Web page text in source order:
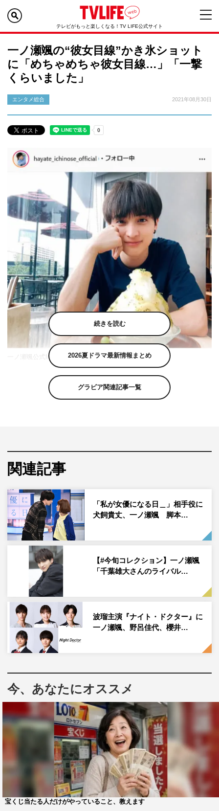
テレビがもっと楽しくなる！TV LIFE公式サイト
一ノ瀬颯の“彼女目線”かき氷ショット
に「めちゃめちゃ彼女目線…」「一撃
くらいました」
エンタメ総合 2021年08月30日
一ノ瀬颯公式Instagram（hayate_ichinose_official）より
一ノ瀬颯が8月29日（日）に自身のInstagramを更新し、写
真を公開した。
っていいですか？」「かき氷美味しそう！ めちゃめちゃ
彼女目線… かっこよすぎる颯くん」「目うるうるすぎて
る？？？盛りだくさんのかき氷だ～！！！美味しそう」
「かき氷が大きいの？颯くんの顔が小さすぎるの？」「か
き氷フルーツいっぱいで美味しそうですね～！机のあとつ
いてるのなんかかわいいです」などのコメントが寄せられ
ている。
一ノ瀬颯公式Instagram：
https://www.instagram.com/hayate_ichinose_official/
続きを読む
2026夏ドラマ最新情報まとめ
グラビア関連記事一覧
一ノ瀬颯
関連記事
「私が女優になる日＿」相手役に
犬飼貴丈、一ノ瀬颯 脚本…
【#今旬コレクション】一ノ瀬颯
「千葉雄大さんのライバル…
波瑠主演『ナイト・ドクター』に
一ノ瀬颯、野呂佳代、櫻井…
今、あなたにオススメ
宝くじ当たる人だけがやっていること、教えます